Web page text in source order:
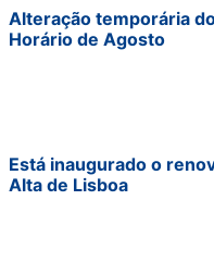
Alteração temporária
Horário de Agosto
Está inaugurado o
Alta de Lisboa